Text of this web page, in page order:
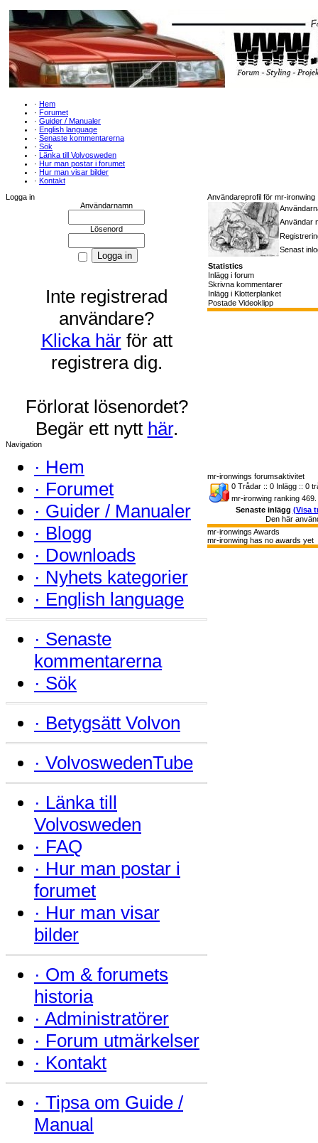
· Hem
· Forumet
· Guider / Manualer
· English language
· Senaste kommentarerna
· Sök
· Länka till Volvosweden
· Hur man postar i forumet
· Hur man visar bilder
· Kontakt
Logga in
Användarnamn
Lösenord
Inte registrerad
användare?
Klicka härför att
registrera dig.
Förlorat lösenordet?
Begär ett nytt här.
Navigation
· Hem
· Forumet
· Guider / Manualer
· Blogg
· Downloads
· Nyhets kategorier
· English language
· Senaste
kommentarerna
· Sök
· Betygsätt Volvon
· VolvoswedenTube
· Länka till
Volvosweden
· FAQ
· Hur man postar i
forumet
· Hur man visar
bilder
· Om & forumets
historia
· Administratörer
· Forum utmärkelser
· Kontakt
· Tipsa om Guide /
Manual
Användareprofil för mr-ironwing
Användar
Senast
Statistics
Inlägg i forum
Skrivna kommentarer
Inlägg i Klotterplanket
Postade Videoklipp
mr-ironwings forumsaktivitet
0 Trådar :: 0 Inlägg :: 0
mr-ironwing ranking
Senaste inlägg (Visa
Den här
mr-ironwings Awards
mr-ironwing has no awards yet